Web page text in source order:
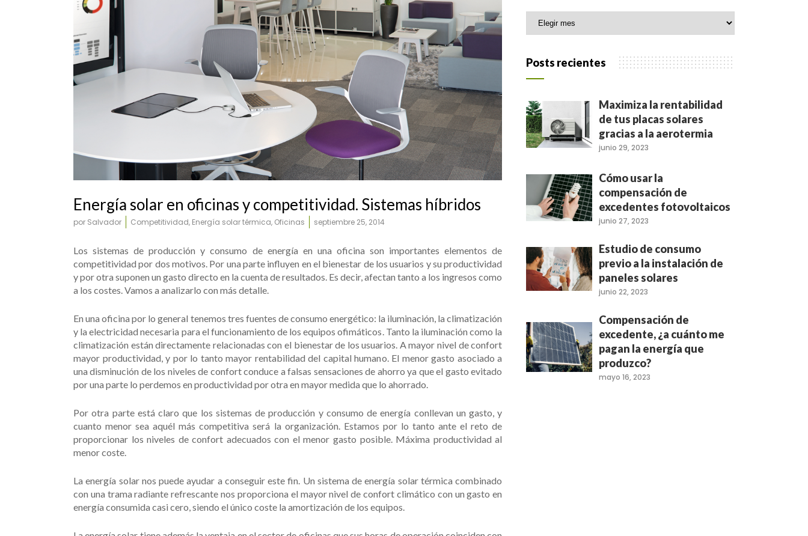
Home Office
Energía solar en oficinas y competitividad. Sistemas híbridos
por Salvador Competitividad, Energía solar térmica, Oficinas septiembre 25, 2014
Los sistemas de producción y consumo de energía en una oficina son importantes elementos de
competitividad por dos motivos. Por una parte influyen en el bienestar de los usuarios y su productividad
y por otra suponen un gasto directo en la cuenta de resultados. Es decir, afectan tanto a los ingresos como
a los costes. Vamos a analizarlo con más detalle.
En una oficina por lo general tenemos tres fuentes de consumo energético: la iluminación, la climatización
y la electricidad necesaria para el funcionamiento de los equipos ofimáticos. Tanto la iluminación como la
climatización están directamente relacionadas con el bienestar de los usuarios. A mayor nivel de confort
mayor productividad, y por lo tanto mayor rentabilidad del capital humano. El menor gasto asociado a
una disminución de los niveles de confort conduce a falsas sensaciones de ahorro ya que el gasto evitado
por una parte lo perdemos en productividad por otra en mayor medida que lo ahorrado.
Por otra parte está claro que los sistemas de producción y consumo de energía conllevan un gasto, y
cuanto menor sea aquél más competitiva será la organización. Estamos por lo tanto ante el reto de
proporcionar los niveles de confort adecuados con el menor gasto posible. Máxima productividad al
menor coste.
La energía solar nos puede ayudar a conseguir este fin. Un sistema de energía solar térmica combinado
con una trama radiante refrescante nos proporciona el mayor nivel de confort climático con un gasto en
energía consumida casi cero, siendo el único coste la amortización de los equipos.
Archivo
Posts recientes
Maximiza la rentabilidad
de tus placas solares
gracias a la aerotermia
junio 29, 2023
Cómo usar la
compensación de
excedentes fotovoltaicos
junio 27, 2023
Estudio de consumo
previo a la instalación de
paneles solares
junio 22, 2023
Compensación de
excedente, ¿a cuánto me
pagan la energía que
produzco?
mayo 16, 2023